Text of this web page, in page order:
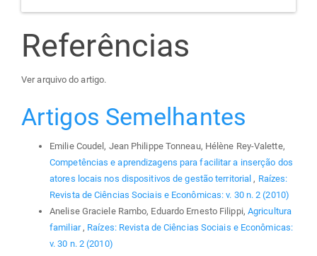
Referências
Ver arquivo do artigo.
Artigos Semelhantes
Emilie Coudel, Jean Philippe Tonneau, Hélène Rey-Valette,
Competências e aprendizagens para facilitar a inserção dos
atores locais nos dispositivos de gestão territorial, Raízes:
Revista de Ciências Sociais e Econômicas: v. 30 n. 2 (2010)
Anelise Graciele Rambo, Eduardo Ernesto Filippi, Agricultura
familiar, Raízes: Revista de Ciências Sociais e Econômicas:
v. 30 n. 2 (2010)